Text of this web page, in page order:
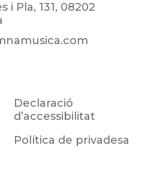
i Pla, 131, 08202
Declaració
d’accessibilitat
Política de privadesa